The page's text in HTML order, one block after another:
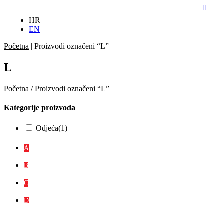
HR
EN
Početna | Proizvodi označeni “L”
L
Početna / Proizvodi označeni “L”
Kategorije proizvoda
Odjeća(1)
A
B
C
D